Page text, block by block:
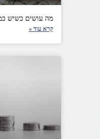
מה עושים כשיש
קרא עוד »